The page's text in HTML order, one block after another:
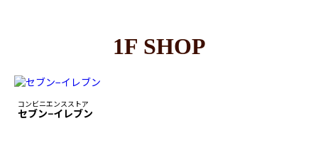
1F SHOP
コンビニエンスストア
セブン−イレブン